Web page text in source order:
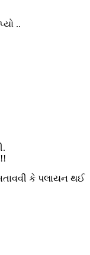
..
બતાવવી કે પલાયન થઈ